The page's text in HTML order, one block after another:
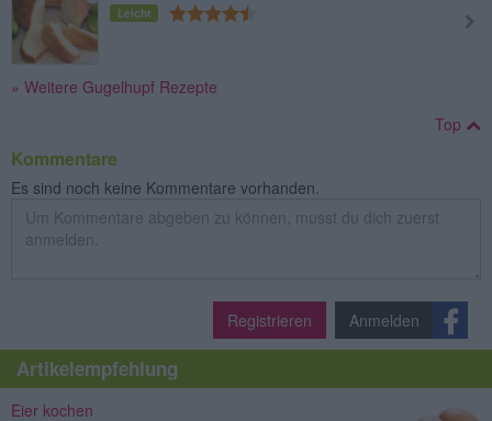
Leicht
» Weitere Gugelhupf Rezepte
Top
Kommentare
Es sind noch keine Kommentare vorhanden.
Registrieren Anmelden
Artikelempfehlung
Eier kochen